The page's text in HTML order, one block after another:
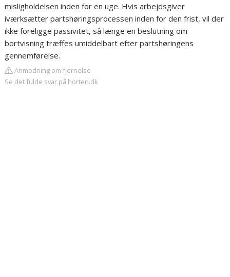
misligholdelsen inden for en uge. Hvis arbejdsgiver
iværksætter partshøringsprocessen inden for den frist, vil der
ikke foreligge passivitet, så længe en beslutning om
bortvisning træffes umiddelbart efter partshøringens
gennemførelse.
Anmodning om fjernelse
Se det fulde svar på horten.dk